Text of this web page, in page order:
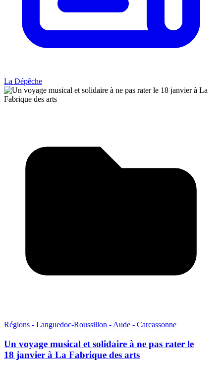
La Dépêche
Régions - Languedoc-Roussillon - Aude - Carcassonne
Un voyage musical et solidaire à ne pas rater le
18 janvier à La Fabrique des arts